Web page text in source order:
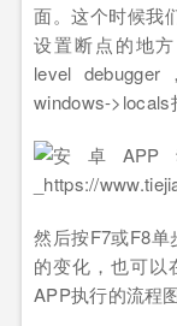
面。这个时候我
设置断点的地
level debugger
windows->locals
然后按F7或F8
的变化，也可以
APP执行的流程